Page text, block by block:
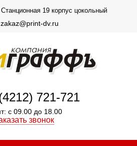
19 корпус цокольный
zakaz@print-dv.ru
721-721
с 09.00 до 18.00
звонок